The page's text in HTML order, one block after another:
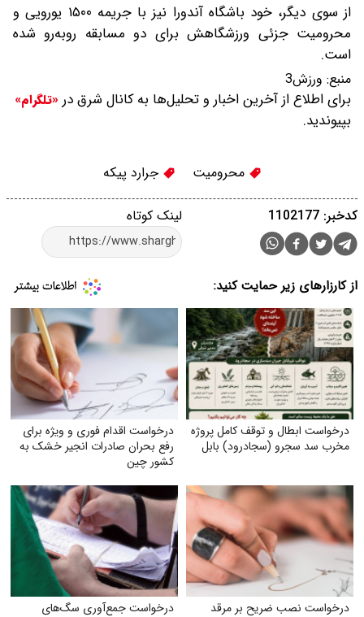
از سوی دیگر، خود باشگاه آندورا نیز با جریمه ۱۵۰۰ یورویی و
محرومیت جزئی ورزشگاهش برای دو مسابقه روبه‌رو شده
است.
منبع: ورزش3
برای اطلاع از آخرین اخبار و تحلیل‌ها به کانال شرق در «تلگرام»
بپیوندید.
محرومیت جرارد پیکه
لینک کوتاه کدخبر: 1102177
از کارزارهای زیر حمایت کنید:
درخواست ابطال و توقف کامل پروژه
مخرب سد سجرو (سجادرود) بابل
درخواست اقدام فوری و ویژه برای
رفع بحران صادرات انجیر خشک به
کشور چین
درخواست نصب ضریح بر مرقد
درخواست جمع‌آوری سگ‌های